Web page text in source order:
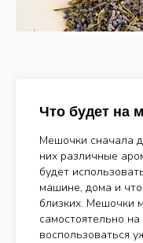
Что будет на
Мешочки сначала
них различные
будет
машине, дома и
близких. Мешочки
самостоятельно
воспользоваться